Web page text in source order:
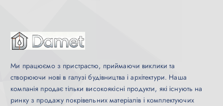
Ми працюємо з пристрастю, приймаючи виклики та
створюючи нові в галузі будівництва і архітектури. Наша
компанія продає тільки високоякісні продукти, які існують на
ринку з продажу покрівельних матеріалів і комплектуючих